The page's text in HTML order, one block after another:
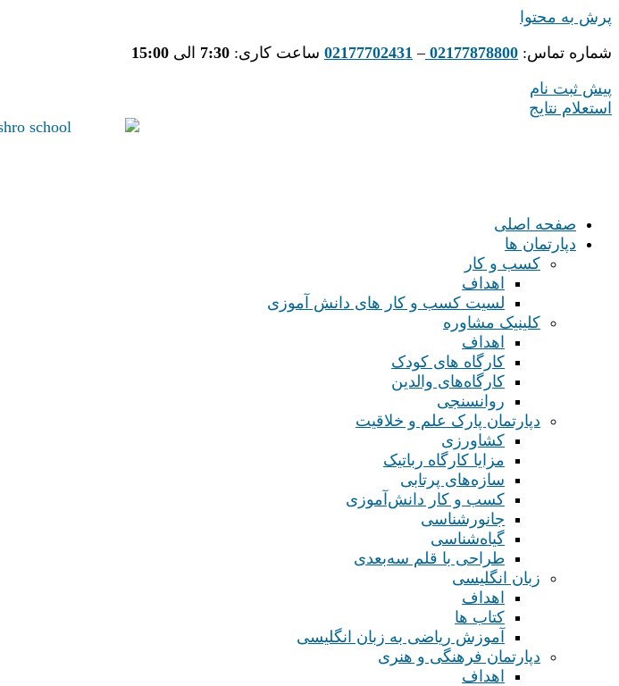
پرش به محتوا
شماره تماس: 02177878800
–
02177702431 ساعت کاری: 7:30 الی 15:00
پیش ثبت نام
استعلام نتایج
صفحه اصلی
دپارتمان ها
کسب و کار
اهداف
لسیت کسب و کار های دانش آموزی
کلینیک مشاوره
اهداف
کارگاه های کودک
کارگاه‌های والدین
روانسنجی
دپارتمان پارک علم و خلاقیت
کشاورزی
مزایا کارگاه رباتیک
سازه‌های پرتابی
کسب و کار دانش‌آموزی
جانورشناسی
گیاه‌شناسی
طراحی با قلم سه‌بعدی
زبان انگلیسی
اهداف
کتاب ها
آموزش ریاضی به زبان انگلیسی
دپارتمان فرهنگی و هنری
اهداف